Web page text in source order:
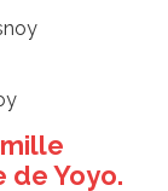
de Yoyo.